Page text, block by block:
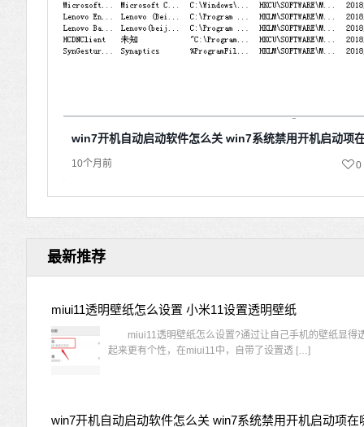
win7开机自动启动软件怎么关 win7系统禁用开机启动项
10个月前 0
最新推荐
miui11透明壁纸怎么设置 小米11设置透明壁纸
miui11透明壁纸怎么设置?通过让自己手机的壁纸显得
起来更有个性，在miui11中，自带了设置透 […]
win7开机自动启动软件怎么关 win7系统禁用开机启动项在